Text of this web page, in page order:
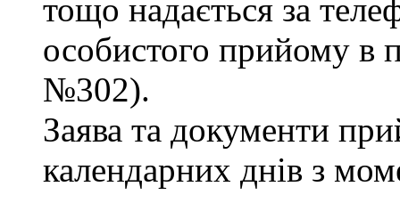
тощо надається за
особистого прийому в
№302).
Заява та документи
календарних днів з